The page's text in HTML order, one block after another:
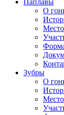
Паплавы
О
Зубры
О